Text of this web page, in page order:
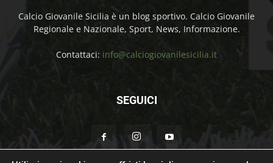
Calcio Giovanile Sicilia è un blog sportivo. Calcio Giovanile
Regionale e Nazionale, Sport, News, Informazione.
Contattaci: info@calciogiovanilesicilia.it
SEGUICI